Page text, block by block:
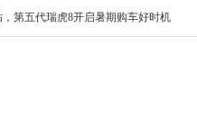
第五代瑞虎8开启暑期购车好时机